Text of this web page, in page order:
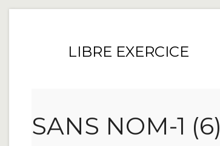
LIBRE EXERCICE
SANS NOM-1 (6)